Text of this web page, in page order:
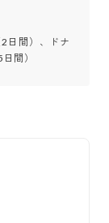
日間）、ドナ
間）